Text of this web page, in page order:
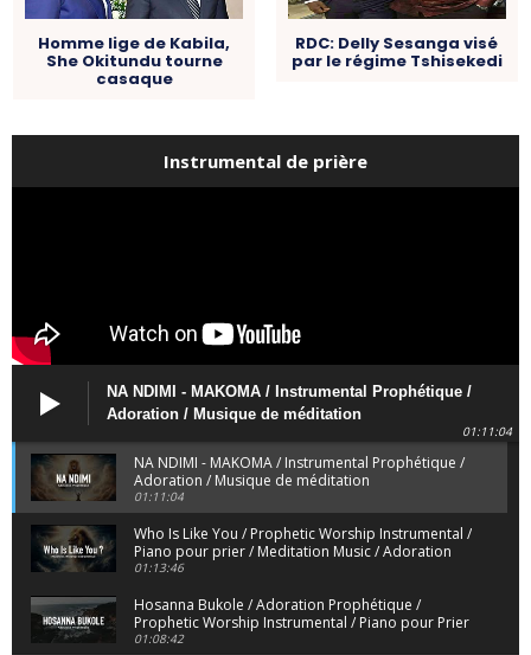
Homme lige de Kabila,
She Okitundu tourne
casaque
RDC: Delly Sesanga visé
par le régime Tshisekedi
Instrumental de prière
NA NDIMI - MAKOMA / Instrumental Prophétique /
Adoration / Musique de méditation
01:11:04
NA NDIMI - MAKOMA / Instrumental Prophétique /
Adoration / Musique de méditation
01:11:04
Who Is Like You / Prophetic Worship Instrumental /
Piano pour prier / Meditation Music / Adoration
01:13:46
Hosanna Bukole / Adoration Prophétique /
Prophetic Worship Instrumental / Piano pour Prier
01:08:42